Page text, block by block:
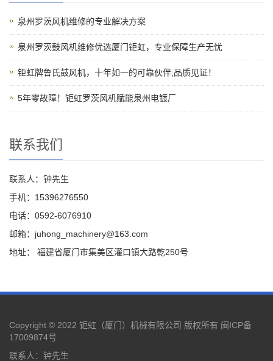
泉州罗茨风机维修的专业解决方案
泉州罗茨鼓风机维修优选厦门钜虹，专业保障生产无忧
钜虹牌鲁氏鼓风机，十年如一的可靠伙伴,品质见证！
5年零故障！钜虹罗茨风机赋能泉州电镀厂
联系我们
联系人：钟先生
手机：15396276550
电话：0592-6076910
邮箱：juhong_machinery@163.com
地址： 福建省厦门市集美区灌口镇大路乾250号
Copyright © 2022 钜虹（厦门）机械有限公司 版权所有 闽ICP备
17009874号
联系人：钟先生